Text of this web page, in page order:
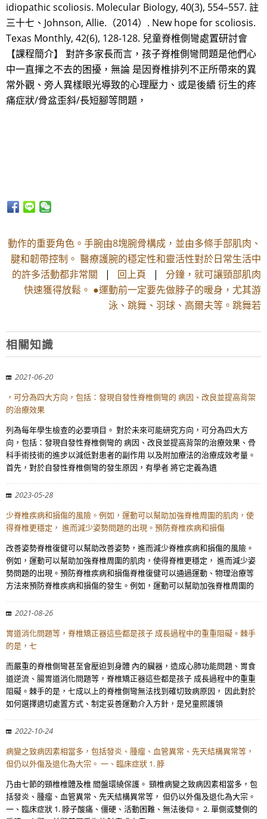
idiopathic scoliosis. Molecular Biology, 40(3), 554–557. 註
三十七、Johnson, Allie.（2014）. New hope for scoliosis.
Texas Monthly, 42(6), 128-128. 兒童脊椎側彎處置研討會
【課程簡介】 對許多家長而言，孩子脊椎側彎問題是他們心
中一直揮之不去的困擾，無論 是因脊椎排列不正所帶來的異
常外觀、旁人異樣眼光導致的心理壓力、或是後續 衍生的疼
痛症狀/骨盆歪斜/長短腳等問題，
動作的重要角色。手腕由8塊腕骨構成，並由多條手部肌肉、
腱和韌帶控制。 醫療護腕的穩定性和靈活性對於日常生活中
的許多活動都非常關 | 回上頁 | 分鐘，就可讓頸部肌肉
快速獲得放鬆。 ●運動前一定要先做脖子的暖身，尤其游
泳、跳舞、羽球、高爾夫等。跳舞若
相關知識
2021-06-20
，可分為四大方向，包括：發現自發性脊椎側彎的 病因、改良並提高背架
的治療效果
列為每年學生檢查的必要項目。 對於未來可能研究方向，可分為四大方
向，包括：發現自發性脊椎側彎的 病因、改良並提高背架的治療效果、骨
科手術技術的進步以減低對患者的副作用 以及附加療法的治療成效考量。
首先，對於自發性脊椎側彎的發生原因，有學者 將它定義為遺
2023-05-28
少脊椎疾病和損傷的風險。例如，運動可以幫助加強脊椎周圍的肌肉，使
得脊椎更穩定， 進而減少姿勢問題的出現。預防脊椎疾病和損傷
改善姿勢脊椎復健可以幫助改善姿勢，進而減少脊椎疾病和損傷的風險。
例如，運動可以幫助加強脊椎周圍的肌肉，使得脊椎更穩定， 進而減少姿
勢問題的出現。預防脊椎疾病和損傷脊椎復健可以通過運動、物理治療等
方法來預防脊椎疾病和損傷的發生。例如，運動可以幫助加強脊椎周圍的
2021-08-26
胃道消化問題等，脊椎矯正器這些都是孩子 成長過程中的重重阻礙。棘手
的是，七
而嚴重的脊椎側彎甚至會壓迫到身體 內的臟器，造成心肺功能問題、胃食
道逆流、腸胃道消化問題等，脊椎矯正器這些都是孩子 成長過程中的重重
阻礙。棘手的是，七成以上的脊椎側彎無法找到確切致病原因， 因此對於
如何選擇適切處置方式、制定妥善運動介入方針，是兒童照護領
2022-10-24
病變之致病因素相當多，包括發炎、腫瘤、血管異常、先天結構異常等，
但仍以外傷及退化為大宗。 一、臨床症狀 1. 脖
乃由七節的頸椎椎體及椎 間盤環繞保護。 頸椎病變之致病因素相當多，包
括發炎、腫瘤、血管異常、先天結構異常等， 但仍以外傷及退化為大宗。
一、臨床症狀 1. 脖子酸痛、僵硬、活動困難、無法後仰。 2. 單側或雙側的